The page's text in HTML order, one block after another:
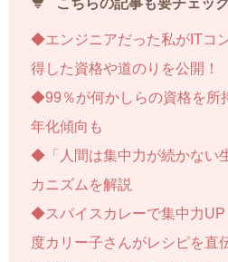
◆エンジニアだった私がITコ
得した資格や道のりを公開！
◆99％が何かしらの資格を所
年化傾向も
◆「人間は集中力が続かない
カニズムを解説
◆スパイスカレーで集中力UP
度カリー子さんがレシピを直